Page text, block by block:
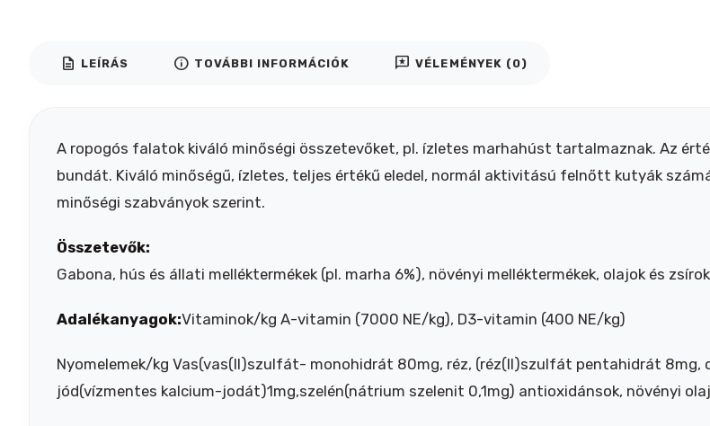
description LEÍRÁS info TOVÁBBI INFORMÁCIÓK reviews VÉLEMÉNYEK (0)
A ropogós falatok kiváló minőségi összetevőket, pl. ízletes marhahúst tartalmaznak. Az
bundát. Kiváló minőségű, ízletes, teljes értékű eledel, normál aktivitású felnőtt kutyák
minőségi szabványok szerint.
Összetevők:
Gabona, hús és állati melléktermékek (pl. marha 6%), növényi melléktermékek, olajok és
Adalékanyagok:Vitaminok/kg A-vitamin (7000 NE/kg), D3-vitamin (400 NE/kg)
Nyomelemek/kg Vas(vas(II)szulfát- monohidrát 80mg, réz, (réz(II)szulfát pentahidrát 8mg,
jód(vízmentes kalcium-jodát)1mg,szelén(nátrium szelenit 0,1mg) antioxidánsok, növényi